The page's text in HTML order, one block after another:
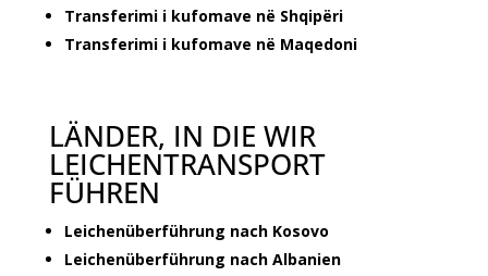
Transferimi i kufomave në Shqipëri
Transferimi i kufomave në Maqedoni
LÄNDER, IN DIE WIR
LEICHENTRANSPORT
FÜHREN
Leichenüberführung nach Kosovo
Leichenüberführung nach Albanien